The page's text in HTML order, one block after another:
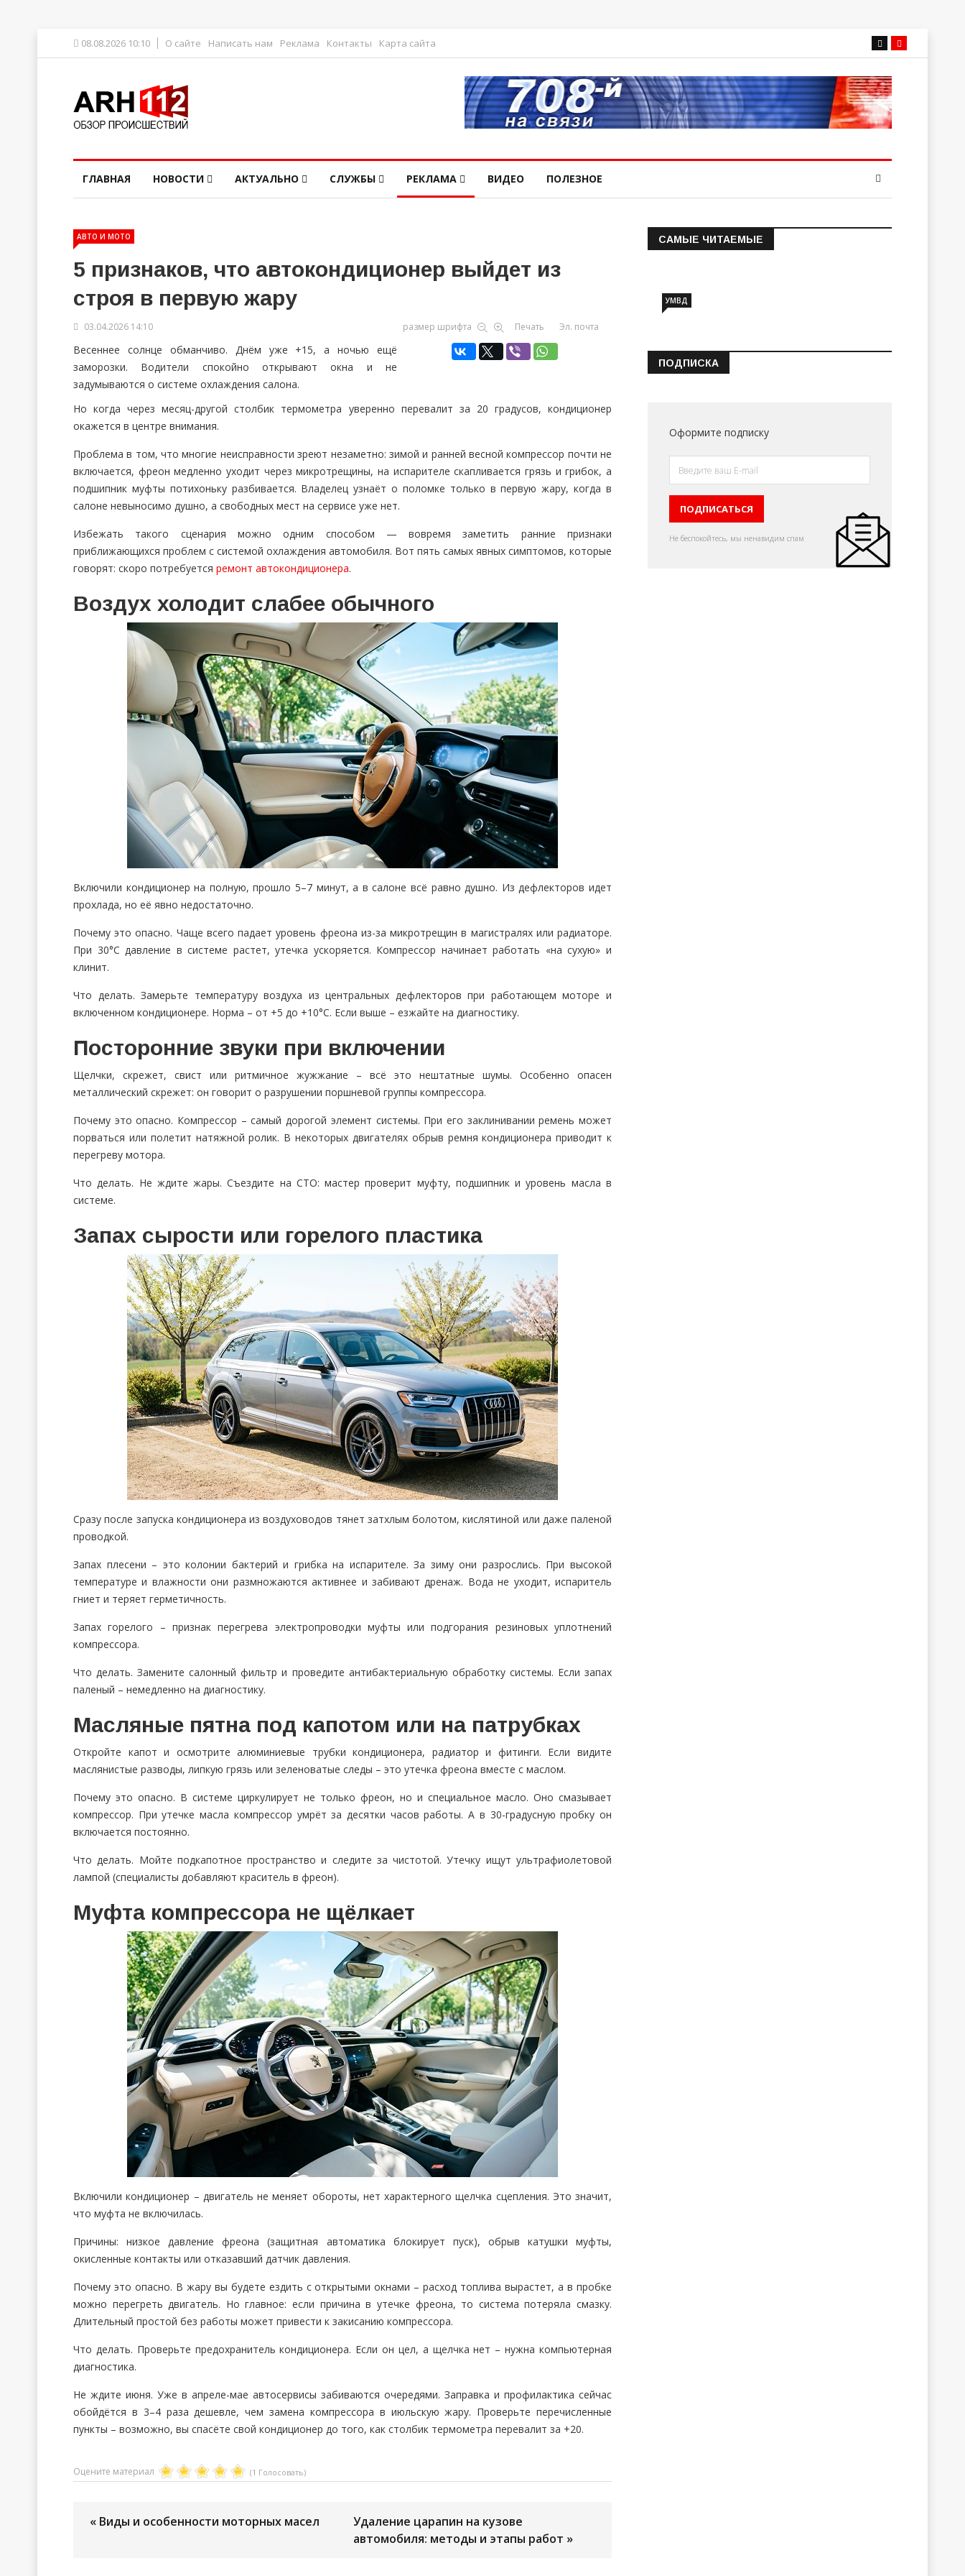
08.08.2026 10:10 О сайте Написать нам Реклама Контакты Карта сайта
ГЛАВНАЯ НОВОСТИ АКТУАЛЬНО СЛУЖБЫ РЕКЛАМА ВИДЕО ПОЛЕЗНОЕ
АВТО И МОТО
5 признаков, что автокондиционер выйдет из
строя в первую жару
03.04.2026 14:10 размер шрифта Печать Эл. почта
Весеннее солнце обманчиво. Днём уже +15, а ночью ещё
заморозки. Водители спокойно открывают окна и не
задумываются о системе охлаждения салона.
Но когда через месяц-другой столбик термометра уверенно перевалит за 20 градусов, кондиционер
окажется в центре внимания.
Проблема в том, что многие неисправности зреют незаметно: зимой и ранней весной компрессор почти не
включается, фреон медленно уходит через микротрещины, на испарителе скапливается грязь и грибок, а
подшипник муфты потихоньку разбивается. Владелец узнаёт о поломке только в первую жару, когда в
салоне невыносимо душно, а свободных мест на сервисе уже нет.
Избежать такого сценария можно одним способом — вовремя заметить ранние признаки
приближающихся проблем с системой охлаждения автомобиля. Вот пять самых явных симптомов, которые
говорят: скоро потребуется ремонт автокондиционера.
Воздух холодит слабее обычного
Включили кондиционер на полную, прошло 5–7 минут, а в салоне всё равно душно. Из дефлекторов идет
прохлада, но её явно недостаточно.
Почему это опасно. Чаще всего падает уровень фреона из-за микротрещин в магистралях или радиаторе.
При 30°C давление в системе растет, утечка ускоряется. Компрессор начинает работать «на сухую» и
клинит.
Что делать. Замерьте температуру воздуха из центральных дефлекторов при работающем моторе и
включенном кондиционере. Норма – от +5 до +10°C. Если выше – езжайте на диагностику.
Посторонние звуки при включении
Щелчки, скрежет, свист или ритмичное жужжание – всё это нештатные шумы. Особенно опасен
металлический скрежет: он говорит о разрушении поршневой группы компрессора.
Почему это опасно. Компрессор – самый дорогой элемент системы. При его заклинивании ремень может
порваться или полетит натяжной ролик. В некоторых двигателях обрыв ремня кондиционера приводит к
перегреву мотора.
Что делать. Не ждите жары. Съездите на СТО: мастер проверит муфту, подшипник и уровень масла в
системе.
Запах сырости или горелого пластика
Сразу после запуска кондиционера из воздуховодов тянет затхлым болотом, кислятиной или даже паленой
проводкой.
Запах плесени – это колонии бактерий и грибка на испарителе. За зиму они разрослись. При высокой
температуре и влажности они размножаются активнее и забивают дренаж. Вода не уходит, испаритель
гниет и теряет герметичность.
Запах горелого – признак перегрева электропроводки муфты или подгорания резиновых уплотнений
компрессора.
Что делать. Замените салонный фильтр и проведите антибактериальную обработку системы. Если запах
паленый – немедленно на диагностику.
Масляные пятна под капотом или на патрубках
Откройте капот и осмотрите алюминиевые трубки кондиционера, радиатор и фитинги. Если видите
маслянистые разводы, липкую грязь или зеленоватые следы – это утечка фреона вместе с маслом.
Почему это опасно. В системе циркулирует не только фреон, но и специальное масло. Оно смазывает
компрессор. При утечке масла компрессор умрёт за десятки часов работы. А в 30-градусную пробку он
включается постоянно.
Что делать. Мойте подкапотное пространство и следите за чистотой. Утечку ищут ультрафиолетовой
лампой (специалисты добавляют краситель в фреон).
Муфта компрессора не щёлкает
Включили кондиционер – двигатель не меняет обороты, нет характерного щелчка сцепления. Это значит,
что муфта не включилась.
Причины: низкое давление фреона (защитная автоматика блокирует пуск), обрыв катушки муфты,
окисленные контакты или отказавший датчик давления.
Почему это опасно. В жару вы будете ездить с открытыми окнами – расход топлива вырастет, а в пробке
можно перегреть двигатель. Но главное: если причина в утечке фреона, то система потеряла смазку.
Длительный простой без работы может привести к закисанию компрессора.
Что делать. Проверьте предохранитель кондиционера. Если он цел, а щелчка нет – нужна компьютерная
диагностика.
Не ждите июня. Уже в апреле-мае автосервисы забиваются очередями. Заправка и профилактика сейчас
обойдётся в 3–4 раза дешевле, чем замена компрессора в июльскую жару. Проверьте перечисленные
пункты – возможно, вы спасёте свой кондиционер до того, как столбик термометра перевалит за +20.
Оцените материал (1 Голосовать)
« Виды и особенности моторных масел
Удаление царапин на кузове
автомобиля: методы и этапы работ »
САМЫЕ ЧИТАЕМЫЕ
Информация о состоянии
УМВД
ПОДПИСКА
Оформите подписку
Не беспокойтесь, мы ненавидим спам